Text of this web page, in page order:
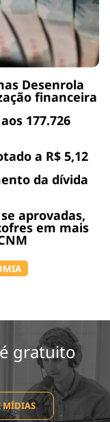
Desenrola
financeira
177.726
a R$ 5,12
da dívida
aprovadas,
em mais
gratuito
MÍDIAS